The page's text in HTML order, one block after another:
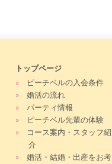
トップページ
»
ピーチベルの入会条件
»
婚活の流れ
»
パーティ情報
»
ピーチベル先輩の体験
»
コース案内・スタッフ紹
介
»
婚活・結婚・出産をお考